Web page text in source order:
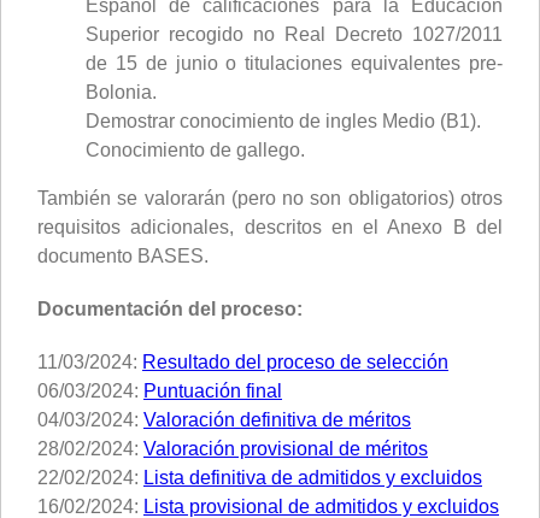
Español de calificaciones para la Educación
Superior recogido no Real Decreto 1027/2011
de 15 de junio o titulaciones equivalentes pre-
Bolonia.
Demostrar conocimiento de ingles Medio (B1).
Conocimiento de gallego.
También se valorarán (pero no son obligatorios) otros
requisitos adicionales, descritos en el Anexo B del
documento BASES.
Documentación del proceso:
11/03/2024: Resultado del proceso de selección
06/03/2024: Puntuación final
04/03/2024: Valoración definitiva de méritos
28/02/2024: Valoración provisional de méritos
22/02/2024: Lista definitiva de admitidos y excluidos
16/02/2024: Lista provisional de admitidos y excluidos